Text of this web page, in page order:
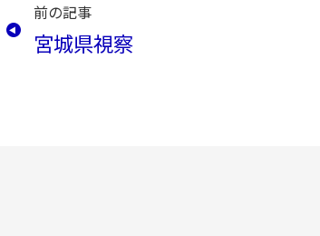
前の記事
宮城県視察